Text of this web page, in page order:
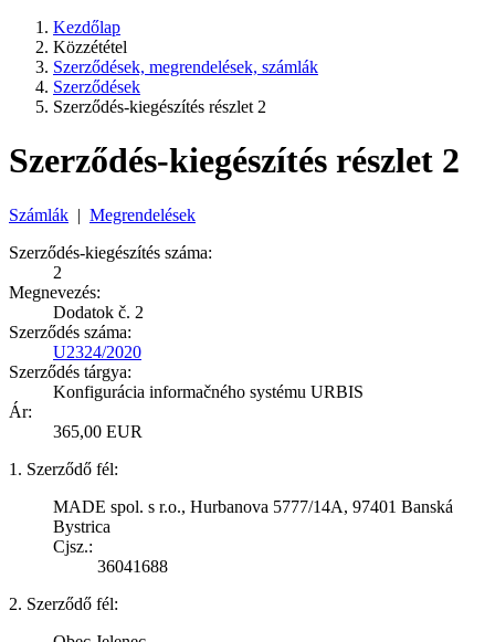
Kezdőlap
Közzététel
Szerződések, megrendelések, számlák
Szerződések
Szerződés-kiegészítés részlet 2
Szerződés-kiegészítés részlet 2
Számlák | Megrendelések
Szerződés-kiegészítés száma:
2
Megnevezés:
Dodatok č. 2
Szerződés száma:
U2324/2020
Szerződés tárgya:
Konfigurácia informačného systému URBIS
Ár:
365,00 EUR
1. Szerződő fél:
MADE spol. s r.o., Hurbanova 5777/14A, 97401 Banská
Bystrica
Cjsz.:
36041688
2. Szerződő fél: